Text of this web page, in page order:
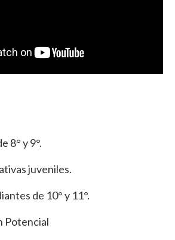
8° y 9°.
juveniles.
de 10° y 11°.
Potencial